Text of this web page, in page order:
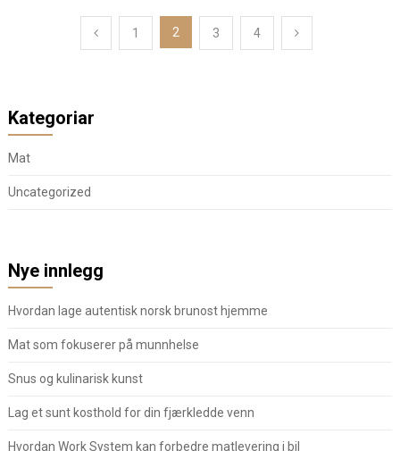
1 2 3 4
Kategoriar
Mat
Uncategorized
Nye innlegg
Hvordan lage autentisk norsk brunost hjemme
Mat som fokuserer på munnhelse
Snus og kulinarisk kunst
Lag et sunt kosthold for din fjærkledde venn
Hvordan Work System kan forbedre matlevering i bil